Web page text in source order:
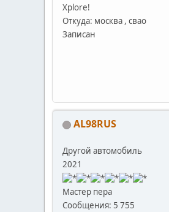
Xplore!
Откуда: москва , свао
Записан
AL98RUS
Другой автомобиль
2021
Мастер пера
Сообщения: 5 755